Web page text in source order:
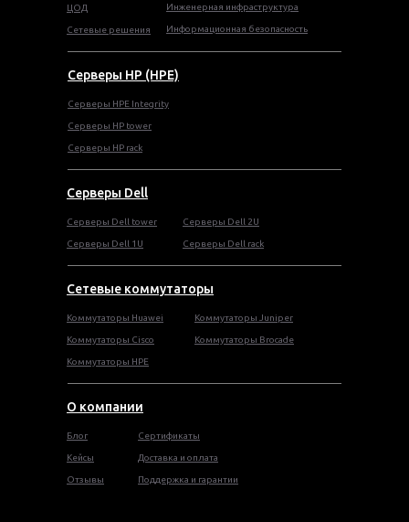
О компании
Серверы HP (HPE)
Серверы Dell
Сетевые коммутаторы
Серверы HPE Integrity
Cерверы HP tower
Cерверы HP rack
Cерверы Dell tower
Серверы Dell 1U
Серверы Dell 2U
Серверы Dell rack
ЦОД
Сетевые решения
Инженерная инфраструктура
Информационная безопасность
Блог
Кейсы
Отзывы
Сертификаты
Доставка и оплата
Поддержка и гарантии
Коммутаторы Huawei
Коммутаторы Cisco
Коммутаторы HPE
Коммутаторы Juniper
Коммутаторы Brocade